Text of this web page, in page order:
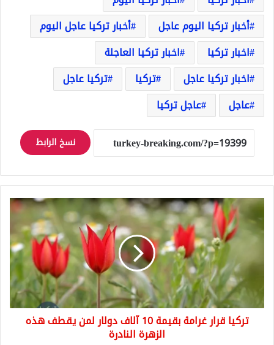
أخبار تركيا اليوم عاجل
أخبار تركيا عاجل اليوم
اخبار تركيا
اخبار تركيا العاجلة
اخبار تركيا عاجل
تركيا
تركيا عاجل
عاجل
عاجل تركيا
نسخ الرابط
تركيا
قرار
غرامة
آلاف
لمن
يقطف
تركيا قرار غرامة بقيمة 10 آلاف دولار لمن يقطف هذه
الزهرة النادرة